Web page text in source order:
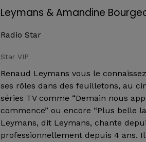
Leymans & Amandine
Radio Star
Star VIP
Renaud Leymans vous le
ses rôles dans des feuilletons, au
séries TV comme “Demain nous
commence” ou encore “Plus belle la
Leymans, dit Leymans, chante
professionnellement depuis 4 ans.